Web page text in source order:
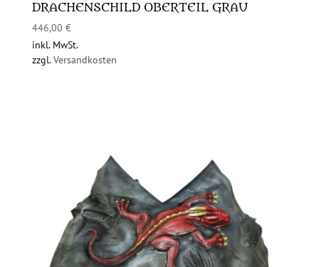
DRACHENSCHILD OBERTEIL GRAU
446,00 €
inkl. MwSt.
zzgl.Versandkosten